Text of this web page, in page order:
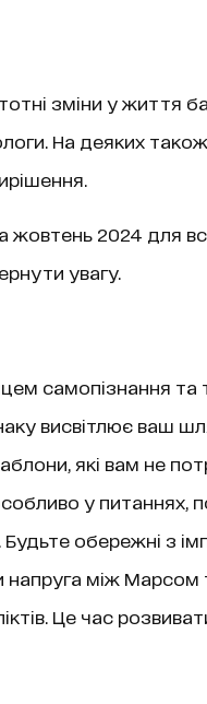
зміни у життя
На деяких
жовтень 2024 для
увагу.
самопізнання та
висвітлює ваш
які вам не
у питаннях,
обережні з
напруга між
Це час